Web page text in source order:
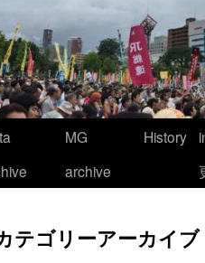
MG
archive
History
テゴリーアーカイブ